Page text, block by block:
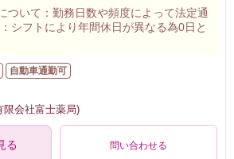
ついて：勤務日数や頻度によって法定通
シフトにより年間休日が異なる為0日と
自動車通勤可
会社富士薬局)
る 問い合わせる